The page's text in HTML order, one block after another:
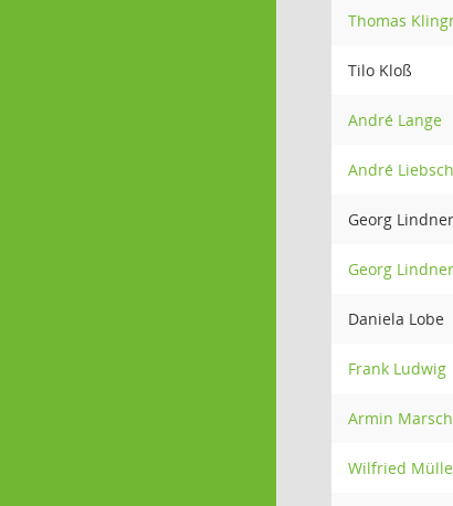
Thomas
Tilo Kloß
André Lange
André
Georg Lindner
Georg Lindner
Daniela Lobe
Frank Ludwig
Armin
Wilfried